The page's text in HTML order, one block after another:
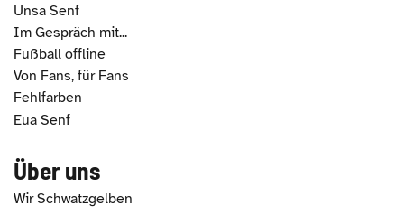
Unsa Senf
Im Gespräch mit...
Fußball offline
Von Fans, für Fans
Fehlfarben
Eua Senf
Über uns
Wir Schwatzgelben